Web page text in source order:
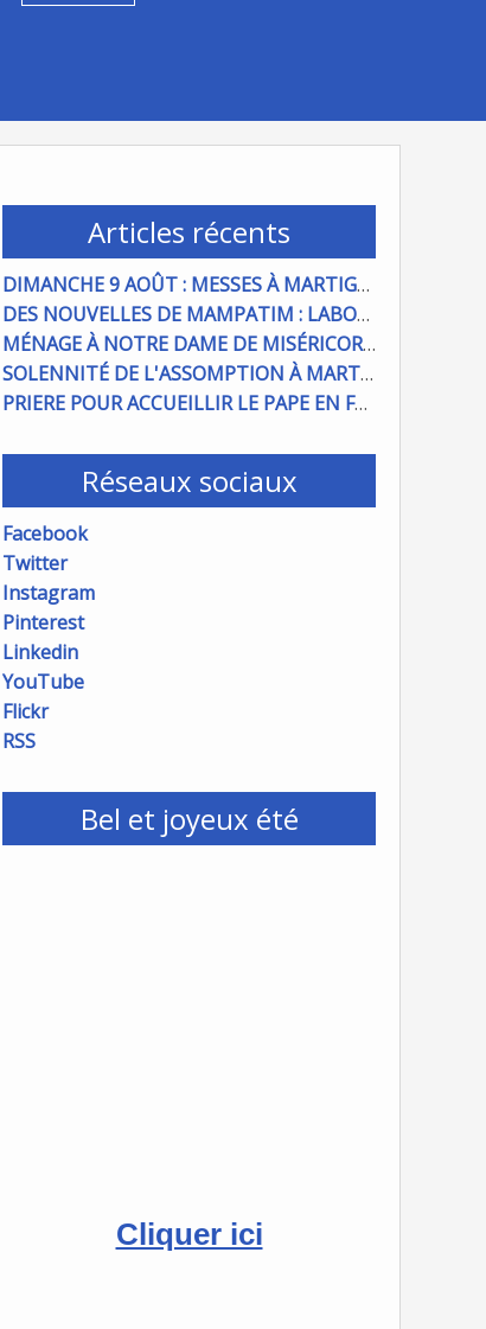
Articles récents
DIMANCHE 9 AOÛT : MESSES À MARTIGUES ET PORT DE BOUC
DES NOUVELLES DE MAMPATIM : LABOUR DU CHAMP PAROISSIAL
MÉNAGE À NOTRE DAME DE MISÉRICORDE : ON COMPTE SUR VOUS !
SOLENNITÉ DE L'ASSOMPTION À MARTIGUES ET PORT DE BOUC
PRIERE POUR ACCUEILLIR LE PAPE EN FRANCE
Réseaux sociaux
Facebook
Twitter
Instagram
Pinterest
Linkedin
YouTube
Flickr
RSS
Bel et joyeux été
Cliquer ici